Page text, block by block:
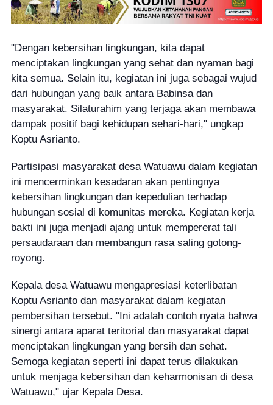
"Dengan kebersihan lingkungan, kita dapat
menciptakan lingkungan yang sehat dan nyaman bagi
kita semua. Selain itu, kegiatan ini juga sebagai wujud
dari hubungan yang baik antara Babinsa dan
masyarakat. Silaturahim yang terjaga akan membawa
dampak positif bagi kehidupan sehari-hari," ungkap
Koptu Asrianto.
Partisipasi masyarakat desa Watuawu dalam kegiatan
ini mencerminkan kesadaran akan pentingnya
kebersihan lingkungan dan kepedulian terhadap
hubungan sosial di komunitas mereka. Kegiatan kerja
bakti ini juga menjadi ajang untuk mempererat tali
persaudaraan dan membangun rasa saling gotong-
royong.
Kepala desa Watuawu mengapresiasi keterlibatan
Koptu Asrianto dan masyarakat dalam kegiatan
pembersihan tersebut. "Ini adalah contoh nyata bahwa
sinergi antara aparat teritorial dan masyarakat dapat
menciptakan lingkungan yang bersih dan sehat.
Semoga kegiatan seperti ini dapat terus dilakukan
untuk menjaga kebersihan dan keharmonisan di desa
Watuawu," ujar Kepala Desa.